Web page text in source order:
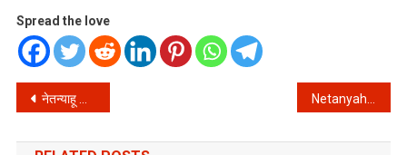
Spread the love
Post
navigation
नेतन्याहू और ट्रंप की इस बातचीत ने मचाया तहलका, जानें क्या है पूरी कहानी?